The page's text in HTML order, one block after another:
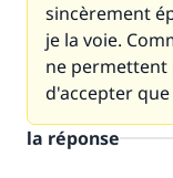
sincèrement
je la voie.
ne permettent
d'accepter
la réponse